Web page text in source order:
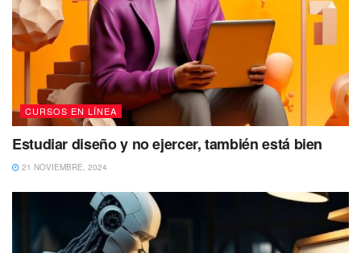
CURSOS EN LÍNEA
Estudiar diseño y no ejercer, también está bien
21 NOVIEMBRE, 2024